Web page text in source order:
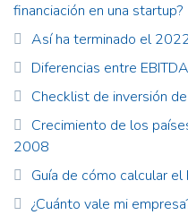
financiación en una startup?
Así ha terminado el
Diferencias entre
Checklist de inversión
Crecimiento de los
2008
Guía de cómo calcular el
¿Cuánto vale mi